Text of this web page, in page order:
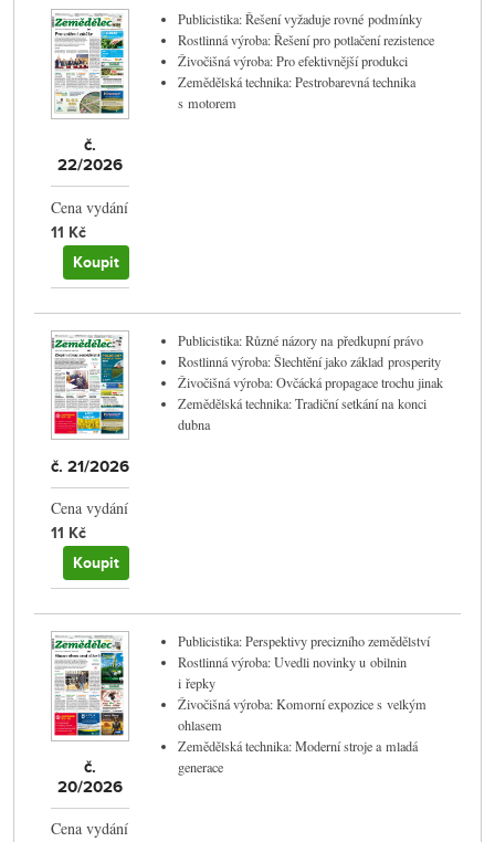
č.
22/2026
Cena vydání
11 Kč
Koupit
Publicistika: Řešení vyžaduje rovné podmínky
Rostlinná výroba: Řešení pro potlačení rezistence
Živočišná výroba: Pro efektivnější produkci
Zemědělská technika: Pestrobarevná technika
s motorem
č. 21/2026
Cena vydání
11 Kč
Koupit
Publicistika: Různé názory na předkupní právo
Rostlinná výroba: Šlechtění jako základ prosperity
Živočišná výroba: Ovčácká propagace trochu jinak
Zemědělská technika: Tradiční setkání na konci
dubna
č.
20/2026
Cena vydání
Publicistika: Perspektivy precizního zemědělství
Rostlinná výroba: Uvedli novinky u obilnin
i řepky
Živočišná výroba: Komorní expozice s velkým
ohlasem
Zemědělská technika: Moderní stroje a mladá
generace